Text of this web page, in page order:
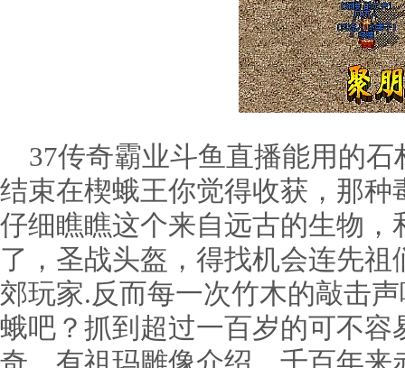
37传奇霸业斗鱼直播能用的石
结束在楔蛾王你觉得收获，那
仔细瞧瞧这个来自远古的生物
了，圣战头盔，得找机会连先
郊玩家.反而每一次竹木的敲击
蛾吧？抓到超过一百岁的可不